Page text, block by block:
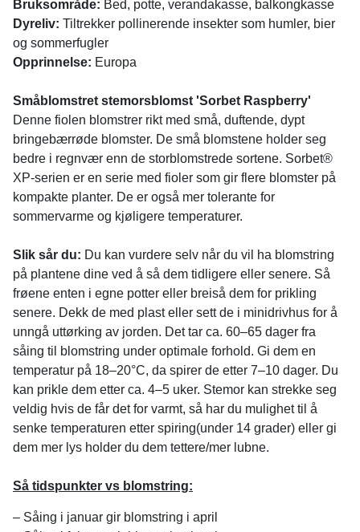
Bruksområde: Bed, potte, verandakasse, balkongkasse
Dyreliv: Tiltrekker pollinerende insekter som humler, bier
og sommerfugler
Opprinnelse: Europa
Småblomstret stemorsblomst 'Sorbet Raspberry'
Denne fiolen blomstrer rikt med små, duftende, dypt
bringebærrøde blomster. De små blomstene holder seg
bedre i regnvær enn de storblomstrede sortene. Sorbet®
XP-serien er en serie med fioler som gir flere blomster på
kompakte planter. De er også mer tolerante for
sommervarme og kjøligere temperaturer.
Slik sår du: Du kan vurdere selv når du vil ha blomstring
på plantene dine ved å så dem tidligere eller senere. Så
frøene enten i egne potter eller breiså dem for prikling
senere. Dekk de med plast eller sett de i minidrivhus for å
unngå uttørking av jorden. Det tar ca. 60–65 dager fra
såing til blomstring under optimale forhold. Gi dem en
temperatur på 18–20°C, da spirer de etter 7–10 dager. Du
kan prikle dem etter ca. 4–5 uker. Stemor kan strekke seg
veldig hvis de får det for varmt, så har du mulighet til å
senke temperaturen etter spiring(under 14 grader) eller gi
dem mer lys holder du dem tettere/mer lubne.
Så tidspunkter vs blomstring:
– Såing i januar gir blomstring i april